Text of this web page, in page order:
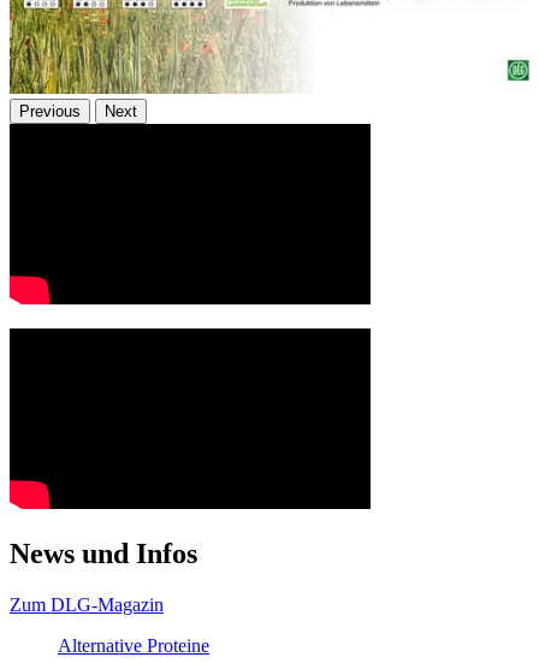
Previous Next
News und Infos
Zum DLG-Magazin
Alternative Proteine